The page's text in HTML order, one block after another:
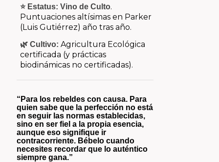
⭐ Estatus: Vino de Culto.
Puntuaciones altísimas en Parker
(Luis Gutiérrez) año tras año.
🌿 Cultivo: Agricultura Ecológica
certificada (y prácticas
biodinámicas no certificadas).
“Para los rebeldes con causa. Para
quien sabe que la perfección no está
en seguir las normas establecidas,
sino en ser fiel a la propia esencia,
aunque eso signifique ir
contracorriente. Bébelo cuando
necesites recordar que lo auténtico
siempre gana.”